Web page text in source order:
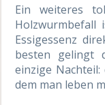
Ein weiteres
Holzwurmbefall
Essigessenz
besten gelingt
einzige
dem man leben